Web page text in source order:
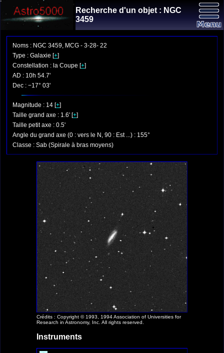
Recherche d'un objet : NGC
3459
Noms : NGC 3459, MCG - 3-28- 22
Type : Galaxie [+]
Constellation : la Coupe [+]
AD : 10h 54.7'
Dec : −17° 03'
Magnitude : 14 [+]
Taille grand axe : 1.6' [+]
Taille petit axe : 0.5'
Angle du grand axe (0 : vers le N, 90 : Est ...) : 155°
Classe : Sab (Spirale à bras moyens)
Crédits : Copyright © 1993, 1994 Association of Universities for
Research in Astronomy, Inc. All rights reserved.
Instruments